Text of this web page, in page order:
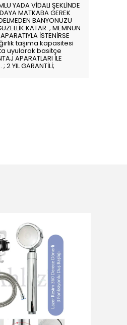
YADA VİDALI ŞEKLİNDE
MATKABA GEREK
BANYONUZU
KATAR. ; MEMNUN
İSTENİRSE
taşıma kapasitesi
uyularak basitçe
APARATLARI İLE
2 YIL GARANTİLİ;